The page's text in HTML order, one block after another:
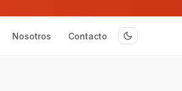
Nosotros Contacto